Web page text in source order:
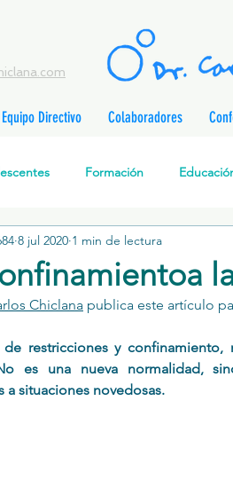
Equipo Directivo Colaboradores
Formación
Psicoterapia Cognitivo-Analítica
Jóvenes Desarrollo personal
Relaciones de pareja
8 jul 2020 1 min de lectura
Chiclana publica este artículo
de restricciones y
es una nueva normalidad,
a situaciones novedosas.